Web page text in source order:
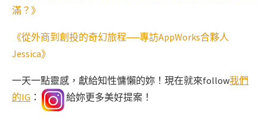
滿？》
《從外商到創投的奇幻旅程──專訪AppWorks合夥人
Jessica》
一天一點靈感，獻給知性慵懶的妳！現在就來follow我們
的IG ： 給妳更多美好提案！